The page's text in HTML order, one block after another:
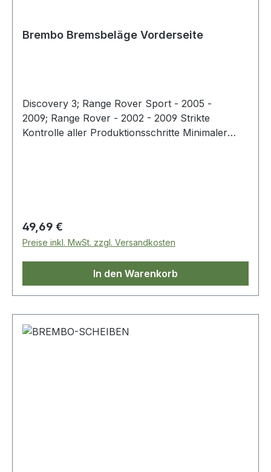
Brembo Bremsbeläge Vorderseite
Discovery 3; Range Rover Sport - 2005 -
2009; Range Rover - 2002 - 2009 Strikte
Kontrolle aller Produktionsschritte Minimaler
Regulärer Preis:
49,69 €
Preise inkl. MwSt. zzgl. Versandkosten
In den Warenkorb